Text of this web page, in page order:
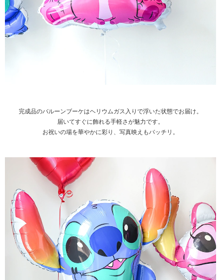
完成品のバルーンブーケはヘリウムガス入りで浮いた状態でお届け。
届いてすぐに飾れる手軽さが魅力です。
お祝いの場を華やかに彩り、写真映えもバッチリ。